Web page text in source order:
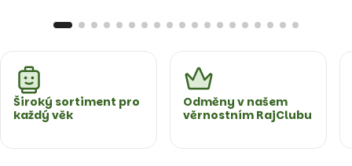
Široký sortiment pro
každý věk
Odměny v našem
věrnostním RajClubu